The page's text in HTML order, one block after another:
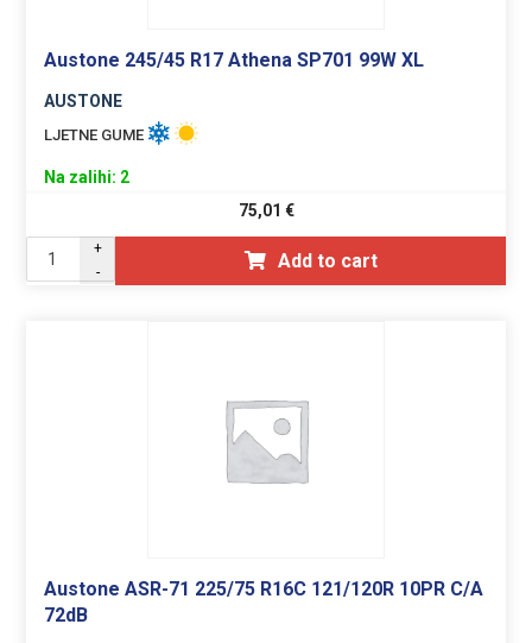
Austone 245/45 R17 Athena SP701 99W XL
AUSTONE
LJETNE GUME
Na zalihi: 2
75,01 €
+
-
Add to cart
Austone ASR-71 225/75 R16C 121/120R 10PR C/A
72dB